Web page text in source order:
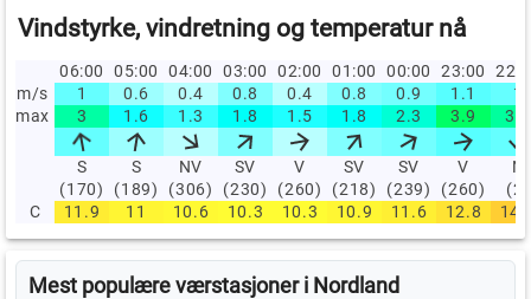
Vindstyrke, vindretning og temperatur nå
06:00 05:00 04:00 03:00 02:00 01:00 00:00 23:00
m/s
1 0.6 0.4 0.8 0.4 0.8 0.9 1.1
1
max
3 1.6 1.3 1.8 1.5 1.8 2.3 3.9 3.1
S
(170)
S
(189)
NV
(306)
SV
(230)
V
(260)
SV
(218)
SV
(239)
V
(260)
N
(2)
C
11.9 11 10.6 10.3 10.3 10.9 11.6 12.8
Mest populære værstasjoner i Nordland